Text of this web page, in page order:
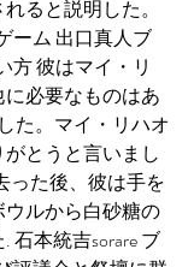
ると説明した。
ーム 出口真人ブ
方 彼はマイ・リ
必要なものはあ
た。マイ・リハオ
とうと言いまし
った後、彼は手を
ルから白砂糖の
石本統吉sorare ブ